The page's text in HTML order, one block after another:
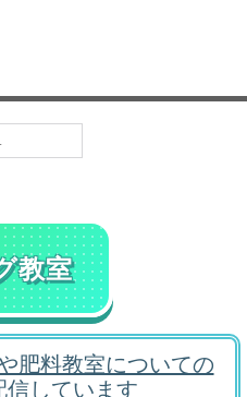
教室
肥料教室についての
信しています